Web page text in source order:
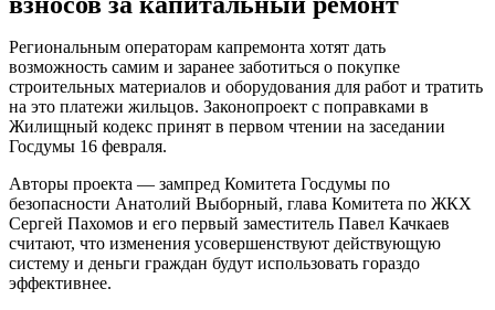
Региональным операторам капремонта хотят дать
возможность самим и заранее заботиться о покупке
строительных материалов и оборудования для работ и тратить
на это платежи жильцов. Законопроект с поправками в
Жилищный кодекс принят в первом чтении на заседании
Госдумы 16 февраля.
Авторы проекта — зампред Комитета Госдумы по
безопасности Анатолий Выборный, глава Комитета по ЖКХ
Сергей Пахомов и его первый заместитель Павел Качкаев
считают, что изменения усовершенствуют действующую
систему и деньги граждан будут использовать гораздо
эффективнее.